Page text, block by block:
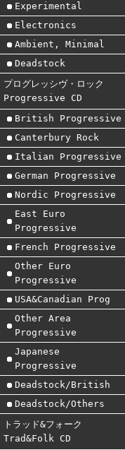
Experimental
Electronics
Ambient, Minimal
Deadstock
プログレッシヴ・ロック
Progressive CD
British Progressive
Canterbury Rock
Italian Progressive
German Progressive
Nordic Progressive
East Euro
Progressive
French Progressive
Other Euro
Progressive
USA&Canadian Prog
Other Area
Progressive
Japanese
Progressive
Deadstock/British
Deadstock/Others
トラッド&フォーク
Trad&Folk CD